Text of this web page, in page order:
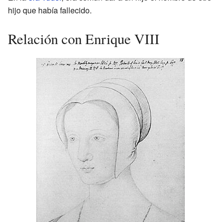
hijo que había fallecido.
Relación con Enrique VIII